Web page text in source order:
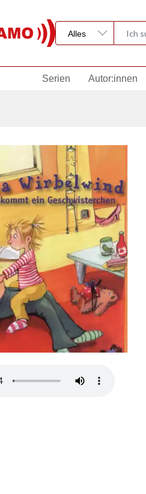
Serien Autor:innen